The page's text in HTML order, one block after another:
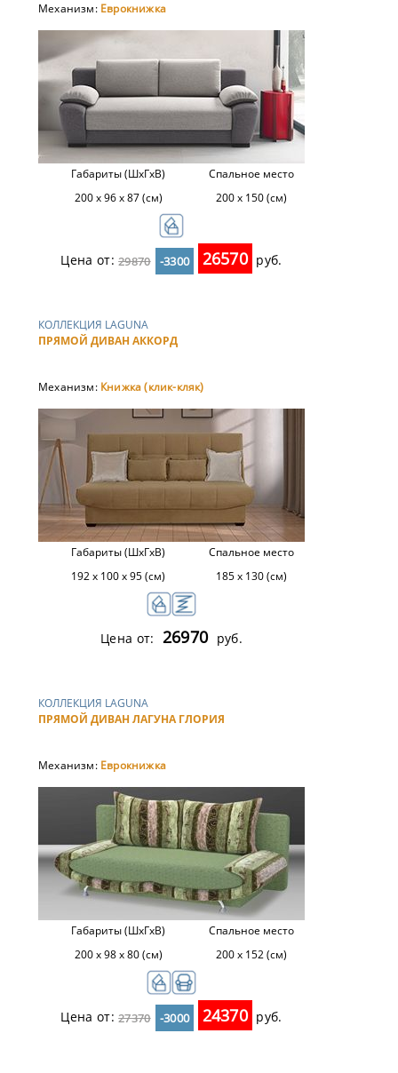
Механизм: Еврокнижка
Габариты (ШхГхВ)
200 х 96 х 87 (см)
Спальное место
200 х 150 (см)
Цена от:29870 -3300 26570 руб.
КОЛЛЕКЦИЯ LAGUNA
ПРЯМОЙ ДИВАН АККОРД
Механизм: Книжка (клик-кляк)
Габариты (ШхГхВ)
192 х 100 х 95 (см)
Спальное место
185 х 130 (см)
Цена от: 26970 руб.
КОЛЛЕКЦИЯ LAGUNA
ПРЯМОЙ ДИВАН ЛАГУНА ГЛОРИЯ
Механизм: Еврокнижка
Габариты (ШхГхВ)
200 х 98 х 80 (см)
Спальное место
200 х 152 (см)
Цена от:27370 -3000 24370 руб.